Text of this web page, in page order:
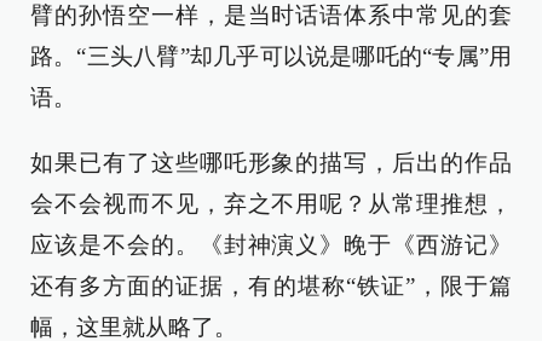
臂的孙悟空一样，是当时话语体系中常见的套
路。“三头八臂”却几乎可以说是哪吒的“专属”用
语。
如果已有了这些哪吒形象的描写，后出的作品
会不会视而不见，弃之不用呢？从常理推想，
应该是不会的。《封神演义》晚于《西游记》
还有多方面的证据，有的堪称“铁证”，限于篇
幅，这里就从略了。